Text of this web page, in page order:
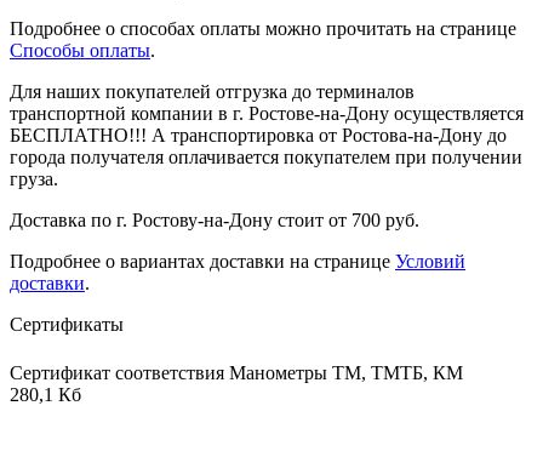
Подробнее о способах оплаты можно прочитать на странице
Способы оплаты.
Для наших покупателей отгрузка до терминалов
транспортной компании в г. Ростове-на-Дону осуществляется
БЕСПЛАТНО!!! А транспортировка от Ростова-на-Дону до
города получателя оплачивается покупателем при получении
груза.
Доставка по г. Ростову-на-Дону стоит от 700 руб.
Подробнее о вариантах доставки на странице Условий
доставки.
Сертификаты
Сертификат соответствия Манометры ТМ, ТМТБ, КМ
280,1 Кб